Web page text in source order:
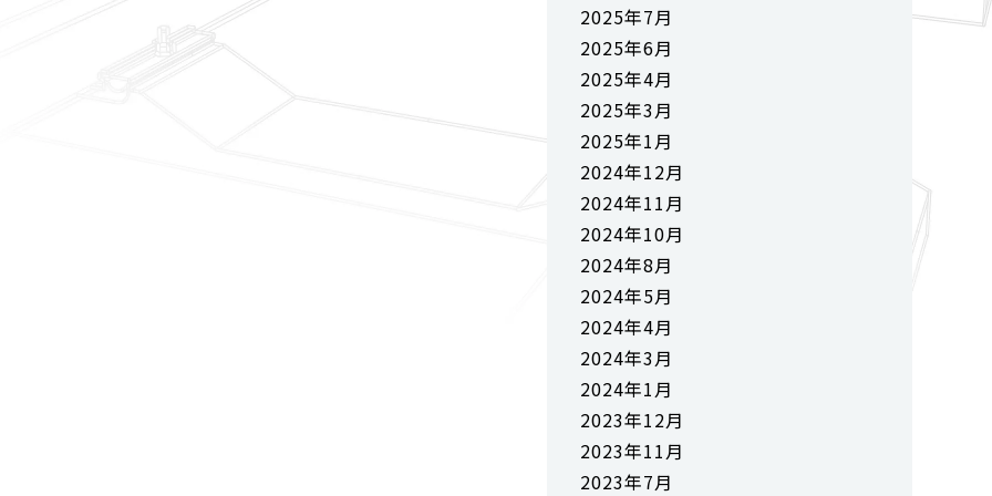
2025年7月
2025年6月
2025年4月
2025年3月
2025年1月
2024年12月
2024年11月
2024年10月
2024年8月
2024年5月
2024年4月
2024年3月
2024年1月
2023年12月
2023年11月
2023年7月